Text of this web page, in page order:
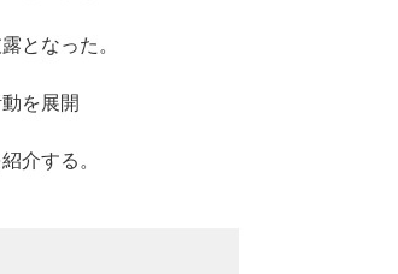
となった。
を展開
介する。